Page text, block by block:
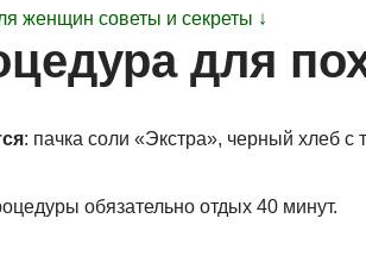
женщин советы и секреты ↓
для
: пачка соли «Экстра», черный хлеб
обязательно отдых 40 минут.